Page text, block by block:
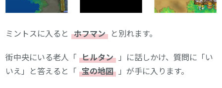
ミントスに入ると ホフマン と別れます。
街中央にいる老人「 ヒルタン 」に話しかけ、質問に「い
いえ」と答えると「 宝の地図 」が手に入ります。